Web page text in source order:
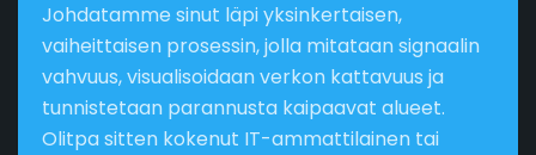
Johdatamme sinut läpi yksinkertaisen,
vaiheittaisen prosessin, jolla mitataan signaalin
vahvuus, visualisoidaan verkon kattavuus ja
tunnistetaan parannusta kaipaavat alueet.
Olitpa sitten kokenut IT-ammattilainen tai